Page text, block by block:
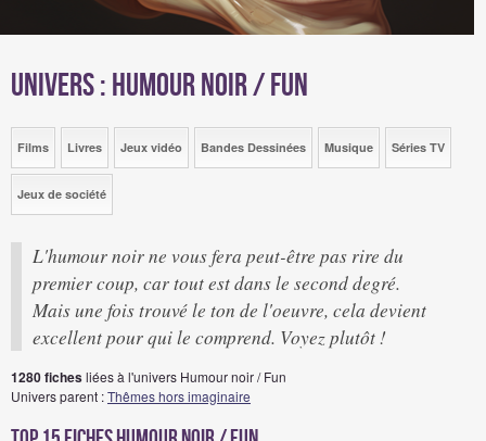
Univers : Humour noir / Fun
Films Livres Jeux vidéo Bandes Dessinées Musique Séries TV
Jeux de société
L'humour noir ne vous fera peut-être pas rire du
premier coup, car tout est dans le second degré.
Mais une fois trouvé le ton de l'oeuvre, cela devient
excellent pour qui le comprend. Voyez plutôt !
1280 fichesliées à l'univers Humour noir / Fun
Univers parent :Thêmes hors imaginaire